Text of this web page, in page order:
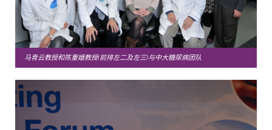
马青云教授和陈重娥教授(前排左二及左三)与中大糖尿病团队